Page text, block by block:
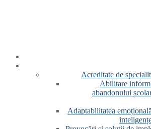
Acreditate de
Abilitare
abandonului
Adaptabilitatea